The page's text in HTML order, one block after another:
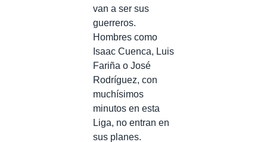
van a ser sus
guerreros.
Hombres como
Isaac Cuenca, Luis
Fariña o José
Rodríguez, con
muchísimos
minutos en esta
Liga, no entran en
sus planes.